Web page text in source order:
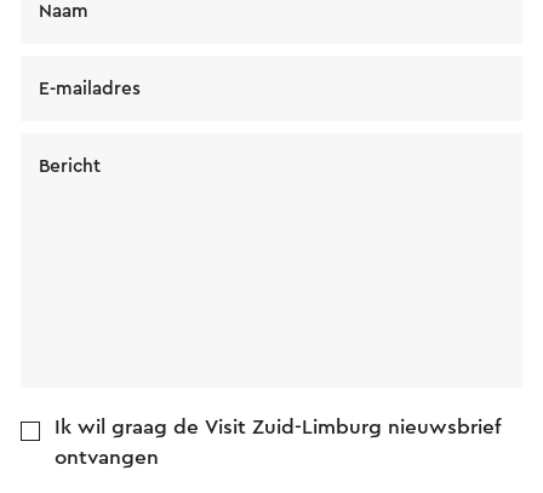
Naam
E-mailadres
Bericht
Ik wil graag de Visit Zuid-Limburg nieuwsbrief
ontvangen